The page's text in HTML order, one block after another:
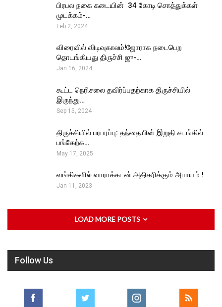
பிரபல நகை கடையின் ₹ 34 கோடி சொத்துக்கள்
முடக்கம்-…
Feb 2, 2024
விரைவில் விடிவுகாலம்!ஜோராக நடைபெற
தொடங்கியது திருச்சி ஜு-…
Jan 16, 2024
கூட்ட நெரிசலை தவிர்ப்பதற்காக திருச்சியில்
இருந்து…
Sep 15, 2024
திருச்சியில் பரபரப்பு: தந்தையின் இறுதி சடங்கில்
பங்கேற்க…
May 17, 2025
வங்கிகளில் வாராக்கடன் அதிகரிக்கும் அபாயம் !
Jan 11, 2023
LOAD MORE POSTS
Follow Us